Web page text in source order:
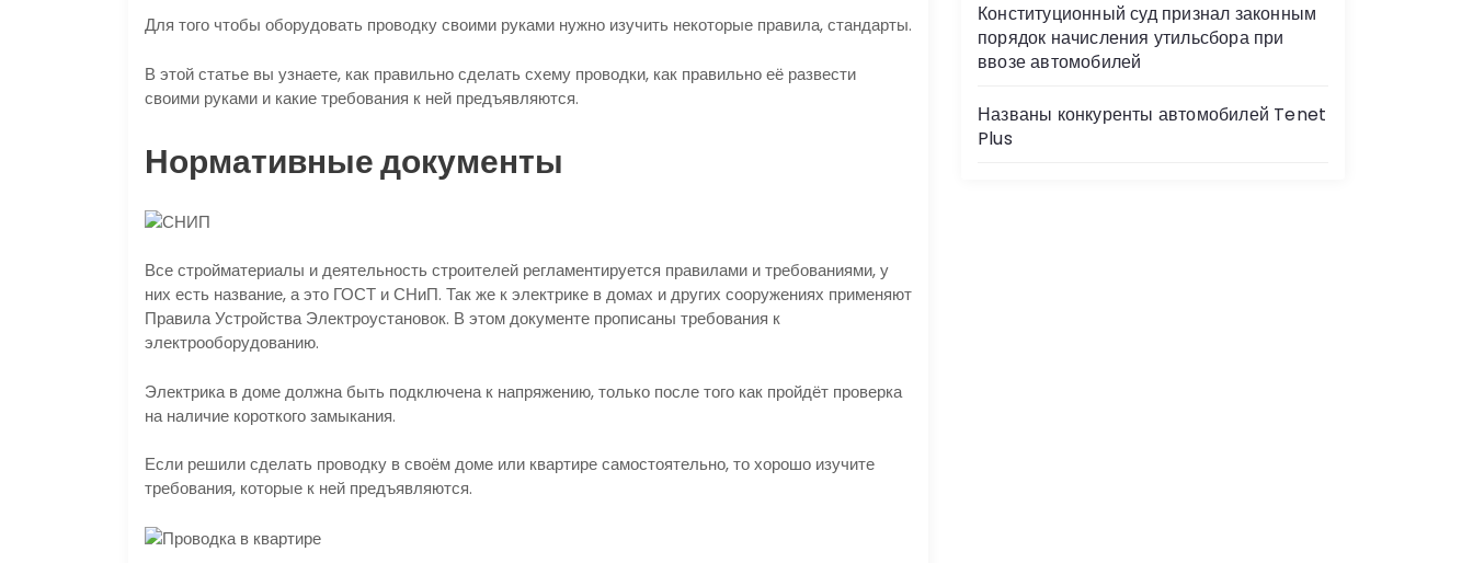
Для того чтобы оборудовать проводку своими руками нужно изучить некоторые правила, стандарты.
В этой статье вы узнаете, как правильно сделать схему проводки, как правильно её развести
своими руками и какие требования к ней предъявляются.
Нормативные документы
Все стройматериалы и деятельность строителей регламентируется правилами и требованиями, у
них есть название, а это ГОСТ и СНиП. Так же к электрике в домах и других сооружениях применяют
Правила Устройства Электроустановок. В этом документе прописаны требования к
электрооборудованию.
Электрика в доме должна быть подключена к напряжению, только после того как пройдёт проверка
на наличие короткого замыкания.
Если решили сделать проводку в своём доме или квартире самостоятельно, то хорошо изучите
требования, которые к ней предъявляются.
Конституционный суд признал законным
порядок начисления утильсбора при
ввозе автомобилей
Названы конкуренты автомобилей Tenet
Plus